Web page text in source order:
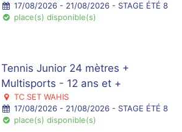
17/08/2026 - 21/08/2026 - STAGE ÉTÉ 8
place(s) disponible(s)
Tennis Junior 24 mètres +
Multisports - 12 ans et +
TC SET WAHIS
17/08/2026 - 21/08/2026 - STAGE ÉTÉ 8
place(s) disponible(s)